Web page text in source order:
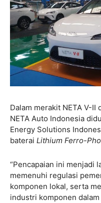
Dalam merakit NETA V-II
NETA Auto Indonesia
Energy Solutions
baterai Lithium Ferro-
“Pencapaian ini menjadi
memenuhi regulasi
komponen lokal, serta
industri komponen